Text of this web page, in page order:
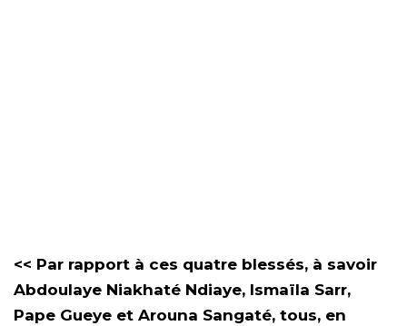
<< Par rapport à ces quatre blessés, à savoir
Abdoulaye Niakhaté Ndiaye, Ismaïla Sarr,
Pape Gueye et Arouna Sangaté, tous, en